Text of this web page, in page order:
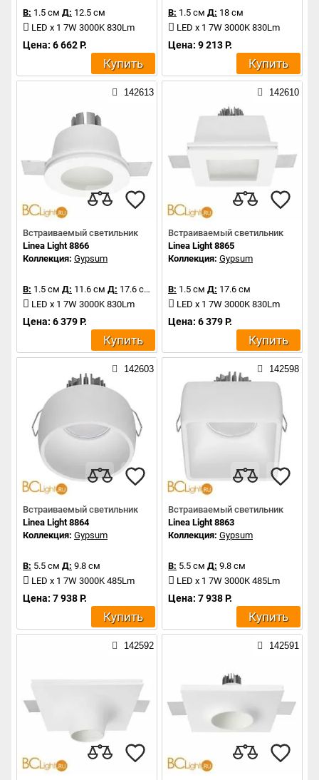
В: 1.5 см Д: 12.5 см
LED x 1 7W 3000K 830Lm
Цена: 6 662 Р.
Купить
В: 1.5 см Д: 18 см
LED x 1 7W 3000K 830Lm
Цена: 9 213 Р.
Купить
142613
Встраиваемый светильник
Linea Light 8866
Коллекция: Gypsum
В: 1.5 см Д: 11.6 см Д: 17.6 см
LED x 1 7W 3000K 830Lm
Цена: 6 379 Р.
Купить
142610
Встраиваемый светильник
Linea Light 8865
Коллекция: Gypsum
В: 1.5 см Д: 17.6 см
LED x 1 7W 3000K 830Lm
Цена: 6 379 Р.
Купить
142603
Встраиваемый светильник
Linea Light 8864
Коллекция: Gypsum
В: 5.5 см Д: 9.8 см
LED x 1 7W 3000K 485Lm
Цена: 7 938 Р.
Купить
142598
Встраиваемый светильник
Linea Light 8863
Коллекция: Gypsum
В: 5.5 см Д: 9.8 см
LED x 1 7W 3000K 485Lm
Цена: 7 938 Р.
Купить
142592 142591